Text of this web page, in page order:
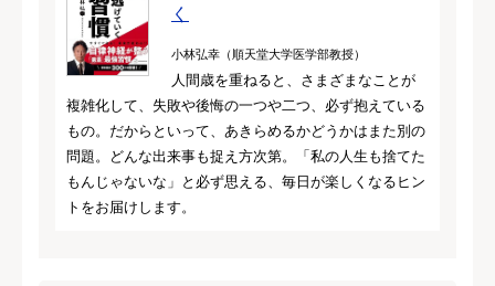
く
小林弘幸（順天堂大学医学部教授）
人間歳を重ねると、さまざまなことが
複雑化して、失敗や後悔の一つや二つ、必ず抱えている
もの。だからといって、あきらめるかどうかはまた別の
問題。どんな出来事も捉え方次第。「私の人生も捨てた
もんじゃないな」と必ず思える、毎日が楽しくなるヒン
トをお届けします。